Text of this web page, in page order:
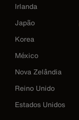
Irlanda
Japão
Korea
México
Nova Zelândia
Reino Unido
Estados Unidos